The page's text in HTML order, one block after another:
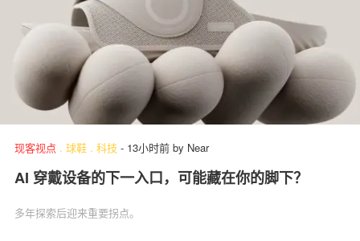
现客视点 . 球鞋 . 科技 - 13小时前 by Near
AI 穿戴设备的下一入口，可能藏在你的脚下？
多年探索后迎来重要拐点。